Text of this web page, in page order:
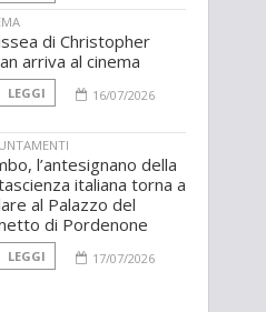
di Christopher
arriva al cinema
LEGGI 16/07/2026
l’antesignano della
italiana torna a
al Palazzo del
di Pordenone
LEGGI 17/07/2026